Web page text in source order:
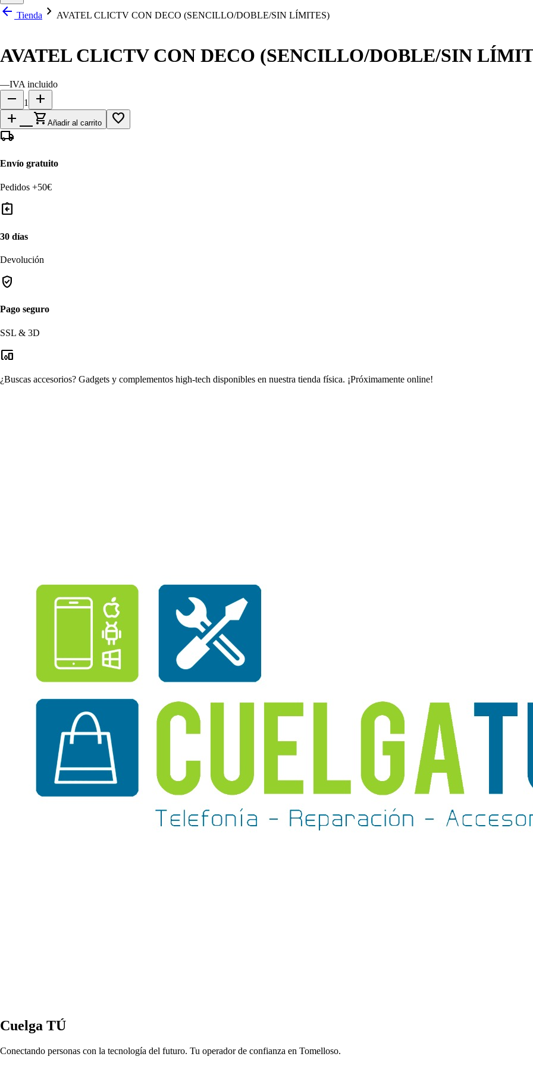
arrow_back Tienda chevron_right AVATEL CLICTV CON DECO (SENCILLO/DOBLE/SIN LÍMITES)
AVATEL CLICTV CON DECO (SENCILLO/DOBLE/SIN
—IVA incluido
remove 1
add
add_shopping_cart Añadir al carrito
favorite_border
local_shipping
Envío gratuito
Pedidos +50€
assignment_return
30 días
Devolución
verified_user
Pago seguro
SSL & 3D
devices_other
¿Buscas accesorios? Gadgets y complementos high-tech disponibles en nuestra tienda física. ¡Próximamente online!
Cuelga TÚ
Conectando personas con la tecnología del futuro. Tu operador de confianza en Tomelloso.